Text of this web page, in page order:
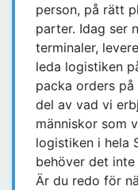
person, på rätt
parter. Idag ser
terminaler,
leda logistiken
packa orders
del av vad vi
människor som
logistiken i hela
behöver det inte
Är du redo för